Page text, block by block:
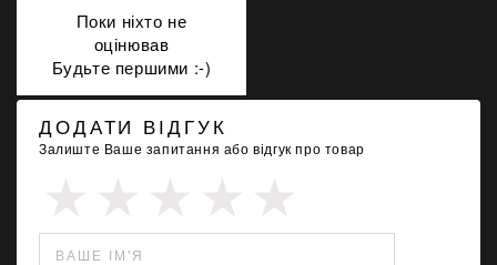
Поки ніхто не
оцінював
Будьте першими :-)
ДОДАТИ ВІДГУК
Залиште Ваше запитання або відгук про товар
ВАШЕ ІМ'Я